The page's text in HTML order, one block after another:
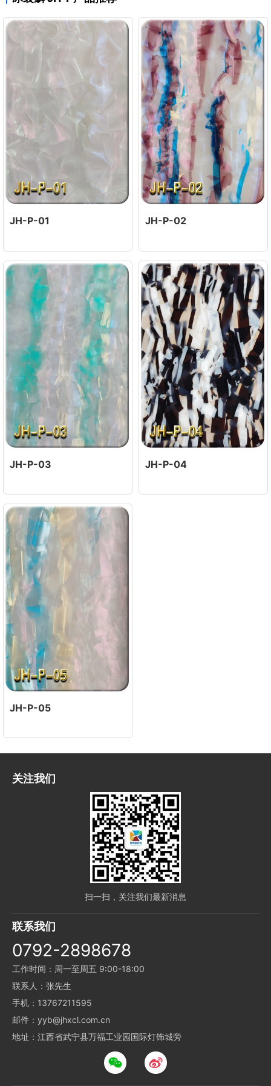
JH-P-01 JH-P-02
JH-P-03 JH-P-04
JH-P-05
关注我们
扫一扫，关注我们最新消息
联系我们
0792-2898678
工作时间：周一至周五 9:00-18:00
联系人：张先生
手机：13767211595
邮件：yyb@jhxcl.com.cn
地址：江西省武宁县万福工业园国际灯饰城旁